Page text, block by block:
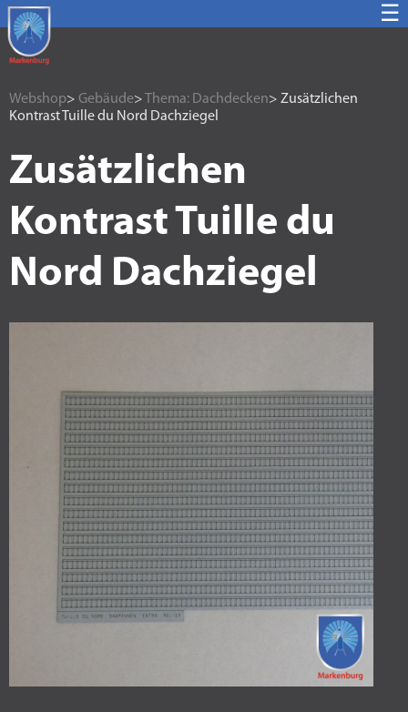
☰
Webshop> Gebäude> Thema: Dachdecken> Zusätzlichen
Kontrast Tuille du Nord Dachziegel
Zusätzlichen
Kontrast Tuille du
Nord Dachziegel